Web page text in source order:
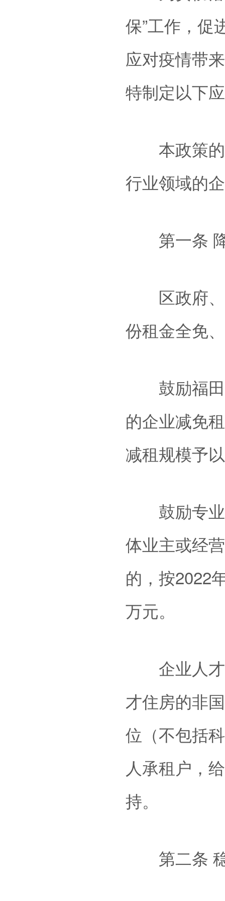
保”工作，促
应对疫情带
特制定以下
本政策的
行业领域的
第一条 降
区政府、
份租金全免
鼓励福田
的企业减免
减租规模予
鼓励专业
体业主或经
的，按2022
万元。
企业人才
才住房的非
位（不包括
人承租户，
持。
第二条